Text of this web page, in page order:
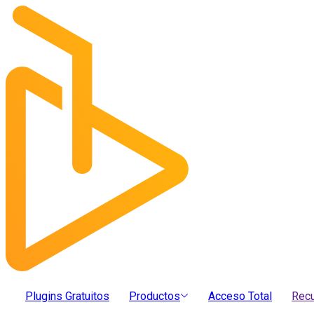
Plugins Gratuitos Productos Acceso Total